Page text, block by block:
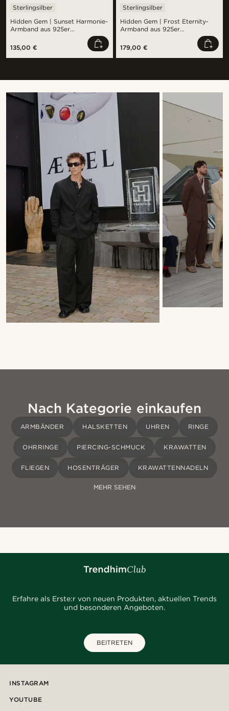
Hidden Gem | Sunset Harmonie-
Armband aus 925er
Sterlingsilber
135,00 €
Hidden Gem | Frost Eternity-
Armband aus 925er
Sterlingsilber
179,00 €
Nach Kategorie einkaufen
ARMBÄNDER HALSKETTEN UHREN RINGE
OHRRINGE PIERCING-SCHMUCK KRAWATTEN
FLIEGEN HOSENTRÄGER KRAWATTENNADELN
MEHR SEHEN
Erfahre als Erste:r von neuen Produkten, aktuellen Trends
und besonderen Angeboten.
BEITRETEN
INSTAGRAM
YOUTUBE